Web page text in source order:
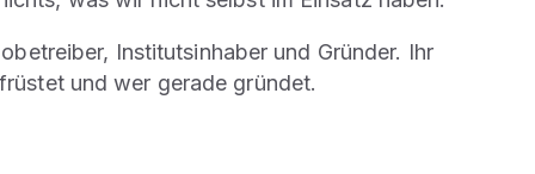
Institutsinhaber und Gründer. Ihr
und wer gerade gründet.